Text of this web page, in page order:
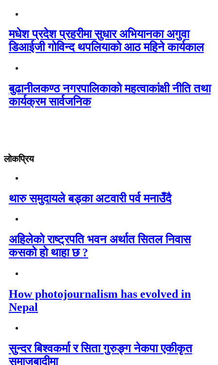
मधेश प्रदेश प्रहरीमा सुधार अभियानका अगुवा
डिआईजी गोविन्द थपलियाको आठ महिने कार्यकाल
बुढानीलकण्ठ नगरपालिकाको महत्वाकांक्षी नीति तथा
कार्यक्रम सार्वजनिक
लोकप्रिय
थारु समुदायले बड्का अटवारी पर्व मनाउँदै
अहिलेको राष्ट्रपति भवन अर्थात सितल निवास
कसको हो थाहा छ ?
How photojournalism has evolved in
Nepal
सुन्दर बिश्वकर्मा र सिता गुरुङ्ग नेकपा एकीकृत
समाजबादीमा